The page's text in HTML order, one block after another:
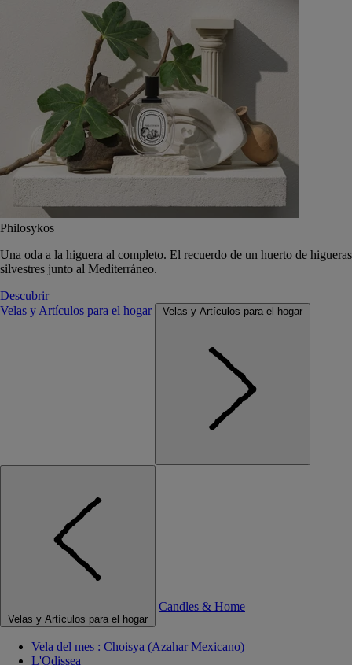
Philosykos
Una oda a la higuera al completo. El recuerdo de un huerto de higueras
silvestres junto al Mediterráneo.
Descubrir
Velas y Artículos para el hogar
Velas y Artículos para el hogar
Velas y Artículos para el hogar
Candles & Home
Vela del mes : Choisya (Azahar Mexicano)
L'Odissea